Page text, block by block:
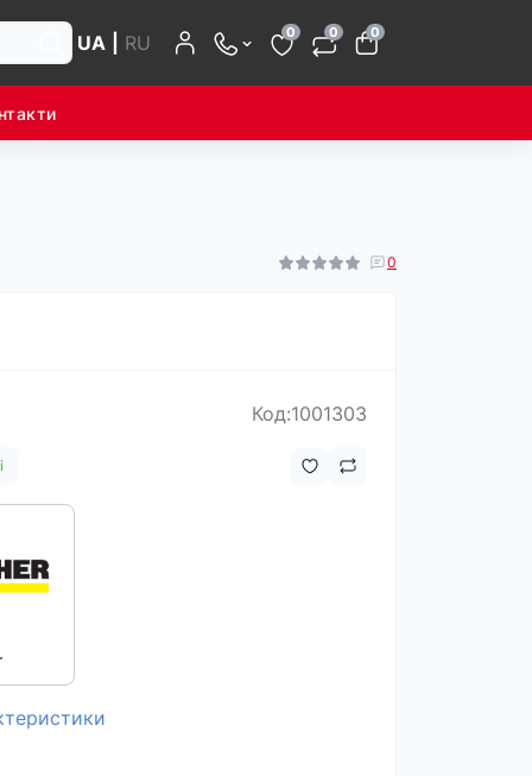
UA RU 0 0 0
0
Код:1001303